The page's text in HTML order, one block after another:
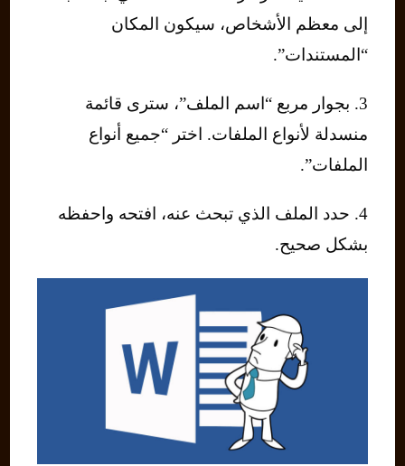
إلى معظم الأشخاص، سيكون المكان
“المستندات”.
3. بجوار مربع “اسم الملف”، سترى قائمة
منسدلة لأنواع الملفات. اختر “جميع أنواع
الملفات”.
4. حدد الملف الذي تبحث عنه، افتحه واحفظه
بشكل صحيح.